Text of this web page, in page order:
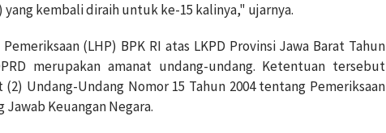
yang kembali diraih untuk ke-15 kalinya," ujarnya.
(LHP) BPK RI atas LKPD Provinsi Jawa Barat Tahun
merupakan amanat undang-undang. Ketentuan tersebut
Undang-Undang Nomor 15 Tahun 2004 tentang Pemeriksaan
Keuangan Negara.